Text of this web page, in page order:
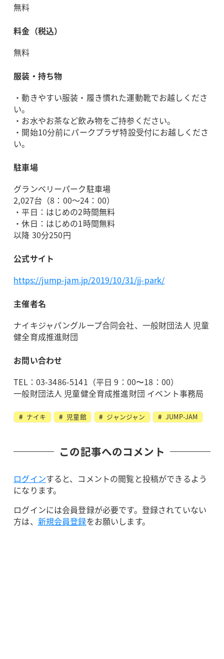
無料
料金（税込）
無料
服装・持ち物
・動きやすい服装・履き慣れた運動靴でお越しくださ
い。
・お水やお茶など飲み物をご持参ください。
・開始10分前にパークプラザ特設受付にお越しくださ
い。
駐車場
グランベリーパーク駐車場
2,027台（8：00～24：00）
・平日：はじめの2時間無料
・休日：はじめの1時間無料
以降 30分250円
公式サイト
https://jump-jam.jp/2019/10/31/jj-park/
主催者名
ナイキジャパングループ合同会社、一般財団法人 児童
健全育成推進財団
お問い合わせ
TEL：03-3486-5141（平日 9：00〜18：00）
一般財団法人 児童健全育成推進財団 イベント事務局
ナイキ 児童館 ジャンジャン JUMP-JAM
この記事へのコメント
ログインすると、コメントの閲覧と投稿ができるよう
になります。
ログインには会員登録が必要です。登録されていない
方は、 新規会員登録をお願いします。